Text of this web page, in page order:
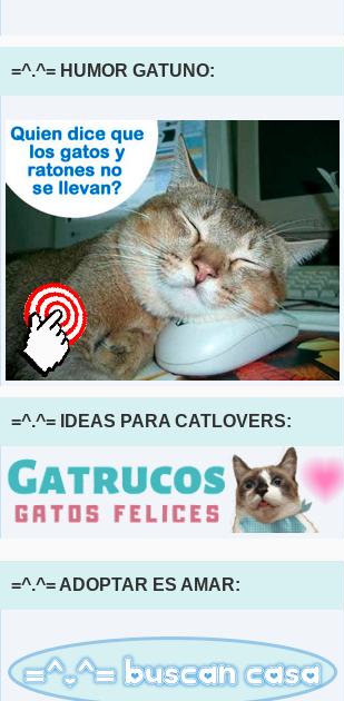
=^.^= HUMOR GATUNO:
=^.^= IDEAS PARA CATLOVERS:
=^.^= ADOPTAR ES AMAR: